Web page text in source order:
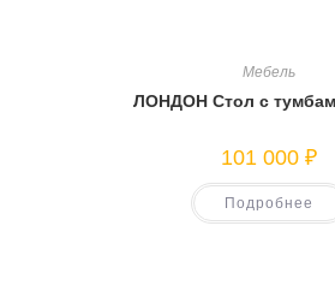
Мебель
ЛОНДОН Стол с
101 000 ₽
Подробнее